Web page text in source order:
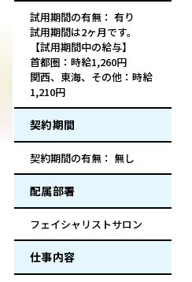
試用期間の有無： 有り
試用期間は2ヶ月です。
【試用期間中の給与】
首都圏：時給1,260円
関西、東海、その他：時給
1,210円
契約期間
契約期間の有無： 無し
配属部署
フェイシャリストサロン
仕事内容